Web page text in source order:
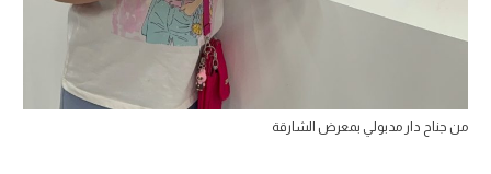
من جناح دار مدبولي بمعرض الشارقة